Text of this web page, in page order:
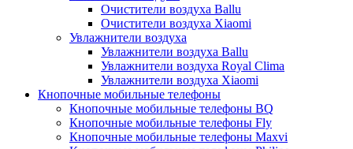
Очистители воздуха Ballu
Очистители воздуха Xiaomi
Увлажнители воздуха
Увлажнители воздуха Ballu
Увлажнители воздуха Royal Clima
Увлажнители воздуха Xiaomi
Кнопочные мобильные телефоны
Кнопочные мобильные телефоны BQ
Кнопочные мобильные телефоны Fly
Кнопочные мобильные телефоны Maxvi